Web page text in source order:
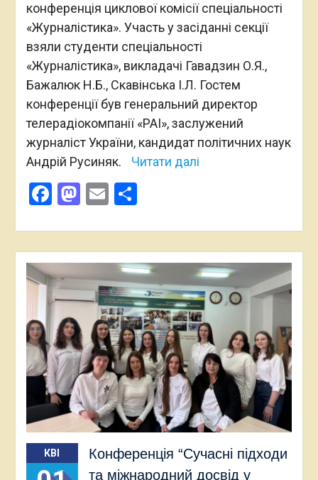
конференція циклової комісії спеціальності
«Журналістика». Участь у засіданні секції
взяли студенти спеціальності
«Журналістика», викладачі Гавадзин О.Я.,
Бажалюк Н.Б., Скавінська І.Л. Гостем
конференції був генеральний директор
телерадіокомпанії «РАІ», заслужений
журналіст України, кандидат політичних наук
Андрій Русиняк.
Читати далі
Facebook
Mastodon
EmailПоділитися
КВІ
Конференція “Сучасні підходи
та міжнародний досвід у